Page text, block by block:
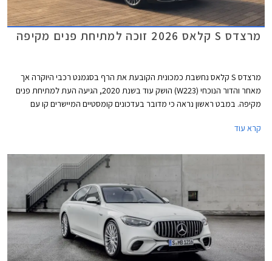
מרצדס S קלאס 2026 זוכה למתיחת פנים מקיפה
מרצדס S קלאס נחשבת כמכונית הקובעת את הרף בסגמנט רכבי היוקרה אך
מאחר והדור הנוכחי (W223) הושק עוד בשנת 2020, הגיעה העת למתיחת פנים
מקיפה. במבט ראשון נראה כי מדובר בעדכונים קומסטיים המיישרים קו עם
ושלל שינויים עמוקים ומהותיים.
קרא עוד